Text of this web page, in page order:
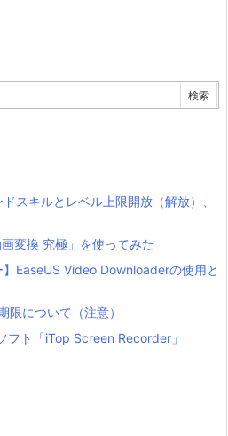
スキルとレベル上限開放（解放）、
変換 究極」を使ってみた
】EaseUS Video Downloaderの使用と
限について（注意）
フト「iTop Screen Recorder」